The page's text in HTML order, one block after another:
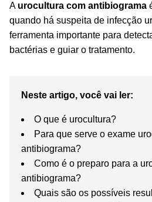
A urocultura com antibiograma
quando há suspeita de infecção
ferramenta importante para
bactérias e guiar o tratamento.
Neste artigo, você vai ler:
O que é urocultura?
Para que serve o exame
antibiograma?
Como é o preparo para a
antibiograma?
Quais são os possíveis